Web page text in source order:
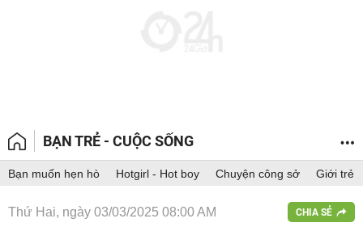
BẠN TRẺ - CUỘC SỐNG
Bạn muốn hẹn hò Hotgirl - Hot boy Chuyện công sở Giới trẻ
Thứ Hai, ngày 03/03/2025 08:00 AM CHIA SẺ